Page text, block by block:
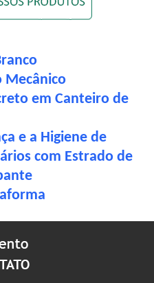
Mecânico
em Canteiro de
e a Higiene de
com Estrado de